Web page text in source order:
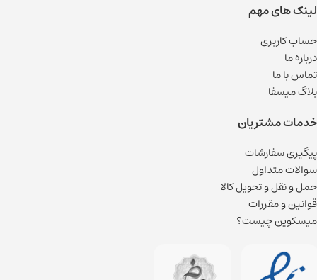
لینک های مهم
حساب کاربری
درباره ما
تماس با ما
بلاگ میسفا
خدمات مشتریان
پیگیری سفارشات
سوالات متداول
حمل و نقل و تحویل کالا
قوانین و مقررات
میسکوین چیست؟